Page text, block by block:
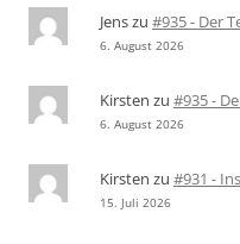
Jenszu #935 - Der
6. August 2026
Kirsten zu #935 -
6. August 2026
Kirsten zu #931 -
15. Juli 2026